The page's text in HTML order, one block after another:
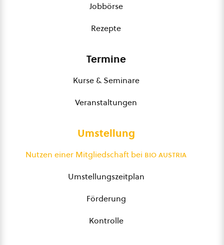
Jobbörse
Rezepte
Termine
Kurse & Seminare
Veranstaltungen
Umstellung
Nutzen einer Mitgliedschaft bei bio austria
Umstellungszeitplan
Förderung
Kontrolle